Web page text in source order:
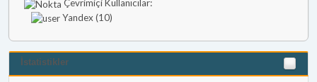
Çevrimiçi Kullanıcılar:
Yandex (10)
İstatistikler